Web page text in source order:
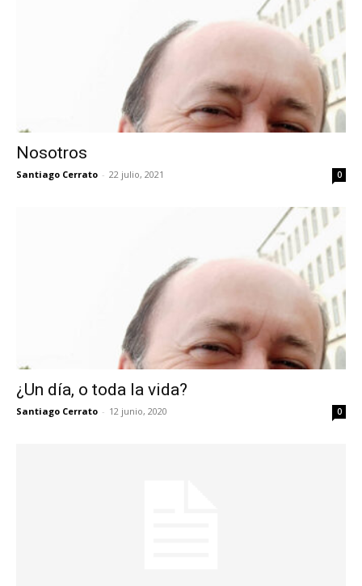
Nosotros
Santiago Cerrato - 22 julio, 2021 0
¿Un día, o toda la vida?
Santiago Cerrato - 12 junio, 2020 0